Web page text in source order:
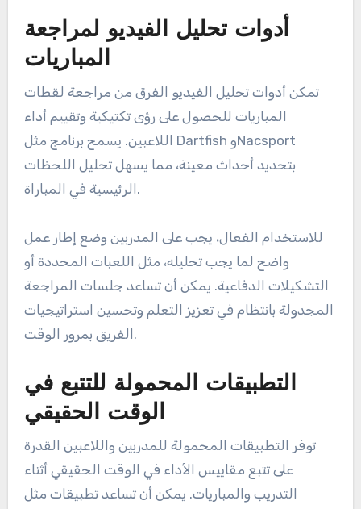
أدوات تحليل الفيديو لمراجعة
المباريات
تمكن أدوات تحليل الفيديو الفرق من مراجعة لقطات
المباريات للحصول على رؤى تكتيكية وتقييم أداء
اللاعبين. يسمح برنامج مثل Dartfish وNacsport
بتحديد أحداث معينة، مما يسهل تحليل اللحظات
الرئيسية في المباراة.
للاستخدام الفعال، يجب على المدربين وضع إطار عمل
واضح لما يجب تحليله، مثل اللعبات المحددة أو
التشكيلات الدفاعية. يمكن أن تساعد جلسات المراجعة
المجدولة بانتظام في تعزيز التعلم وتحسين استراتيجيات
الفريق بمرور الوقت.
التطبيقات المحمولة للتتبع في
الوقت الحقيقي
توفر التطبيقات المحمولة للمدربين واللاعبين القدرة
على تتبع مقاييس الأداء في الوقت الحقيقي أثناء
التدريب والمباريات. يمكن أن تساعد تطبيقات مثل